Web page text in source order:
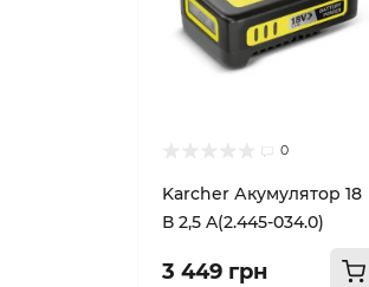
0
Karcher Акумулятор 18
В 2,5 A(2.445-034.0)
3 449 грн